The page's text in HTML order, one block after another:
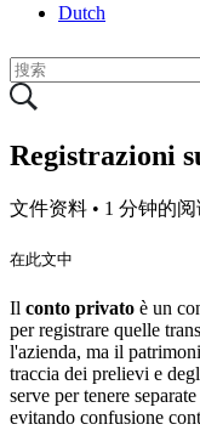
Dutch
Registrazioni
文件资料 • 1 分钟的
在此文中
Il conto privato è un
per registrare quelle
l'azienda, ma il
traccia dei prelievi e
serve per tenere
evitando confusione